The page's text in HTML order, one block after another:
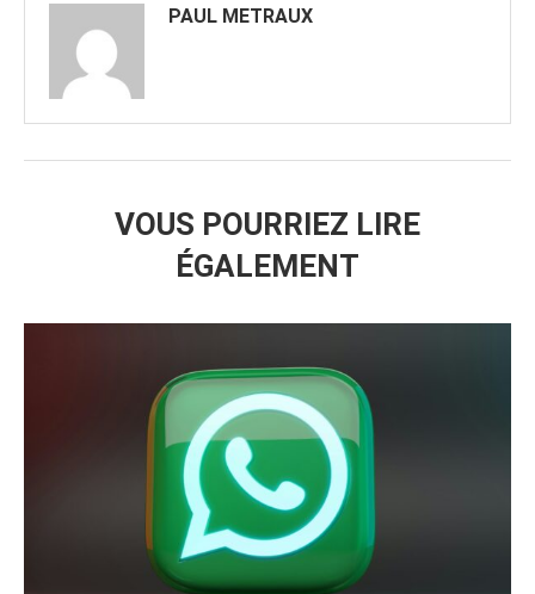
PAUL METRAUX
VOUS POURRIEZ LIRE
ÉGALEMENT